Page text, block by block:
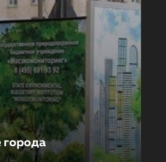
города